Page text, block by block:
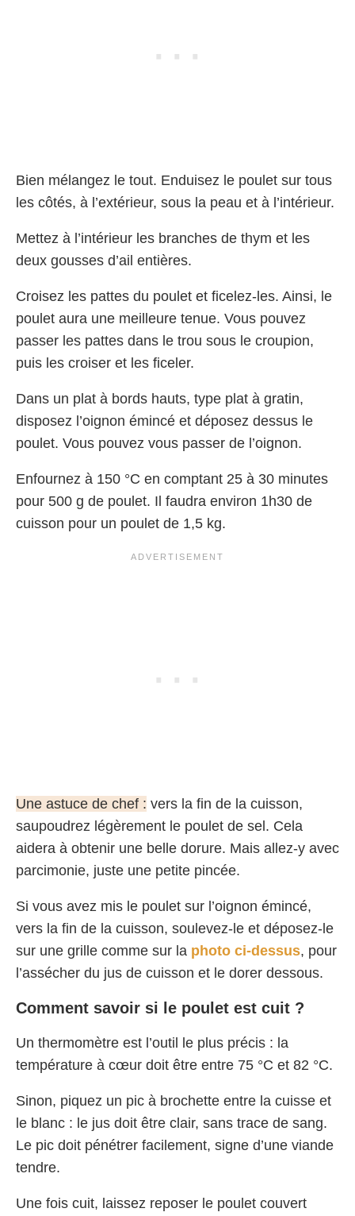
Bien mélangez le tout. Enduisez le poulet sur tous
les côtés, à l’extérieur, sous la peau et à l’intérieur.
Mettez à l’intérieur les branches de thym et les
deux gousses d’ail entières.
Croisez les pattes du poulet et ficelez-les. Ainsi, le
poulet aura une meilleure tenue. Vous pouvez
passer les pattes dans le trou sous le croupion,
puis les croiser et les ficeler.
Dans un plat à bords hauts, type plat à gratin,
disposez l’oignon émincé et déposez dessus le
poulet. Vous pouvez vous passer de l’oignon.
Enfournez à 150 °C en comptant 25 à 30 minutes
pour 500 g de poulet. Il faudra environ 1h30 de
cuisson pour un poulet de 1,5 kg.
Une astuce de chef : vers la fin de la cuisson,
saupoudrez légèrement le poulet de sel. Cela
aidera à obtenir une belle dorure. Mais allez-y avec
parcimonie, juste une petite pincée.
Si vous avez mis le poulet sur l’oignon émincé,
vers la fin de la cuisson, soulevez-le et déposez-le
sur une grille comme sur la photo ci-dessus, pour
l’assécher du jus de cuisson et le dorer dessous.
Comment savoir si le poulet est cuit ?
Un thermomètre est l’outil le plus précis : la
température à cœur doit être entre 75 °C et 82 °C.
Sinon, piquez un pic à brochette entre la cuisse et
le blanc : le jus doit être clair, sans trace de sang.
Le pic doit pénétrer facilement, signe d’une viande
tendre.
Une fois cuit, laissez reposer le poulet couvert